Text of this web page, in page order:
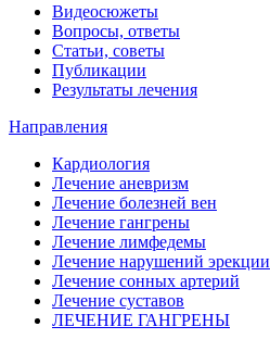
Видеосюжеты
Вопросы, ответы
Статьи, советы
Публикации
Результаты лечения
Направления
Кардиология
Лечение аневризм
Лечение болезней вен
Лечение гангрены
Лечение лимфедемы
Лечение нарушений эрекции
Лечение сонных артерий
Лечение суставов
ЛЕЧЕНИЕ ГАНГРЕНЫ